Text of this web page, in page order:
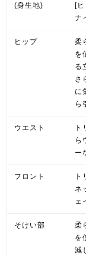
(身生地)
[ヒ
ナ
ヒップ
柔
を
る
さ
に
ら
ウエスト
ト
ら
ー
フロント
ト
ネ
ェ
そけい部
柔
を
減